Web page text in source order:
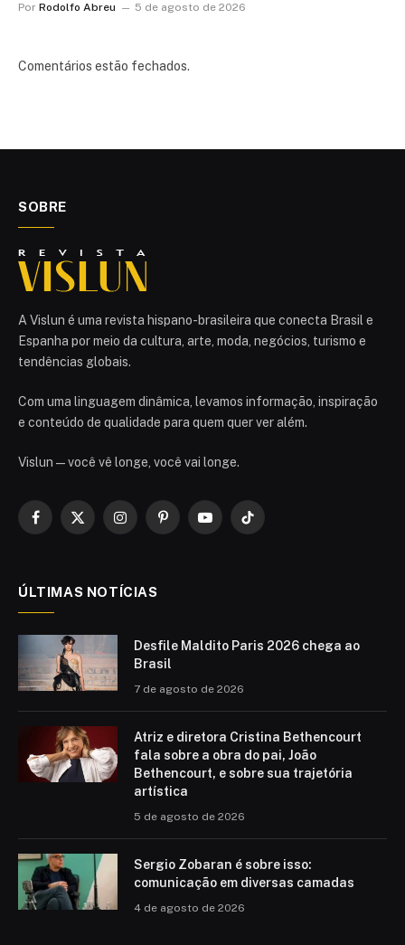
Por Rodolfo Abreu 5 de agosto de 2026
Comentários estão fechados.
SOBRE
A Vislun é uma revista hispano-brasileira que conecta Brasil e
Espanha por meio da cultura, arte, moda, negócios, turismo e
tendências globais.
Com uma linguagem dinâmica, levamos informação, inspiração
e conteúdo de qualidade para quem quer ver além.
Vislun — você vê longe, você vai longe.
Facebook
X
InstagramPinterestYouTubeTikTok
ÚLTIMAS NOTÍCIAS
Desfile Maldito Paris 2026 chega ao
Brasil
7 de agosto de 2026
Atriz e diretora Cristina Bethencourt
fala sobre a obra do pai, João
Bethencourt, e sobre sua trajetória
artística
5 de agosto de 2026
Sergio Zobaran é sobre isso:
comunicação em diversas camadas
4 de agosto de 2026